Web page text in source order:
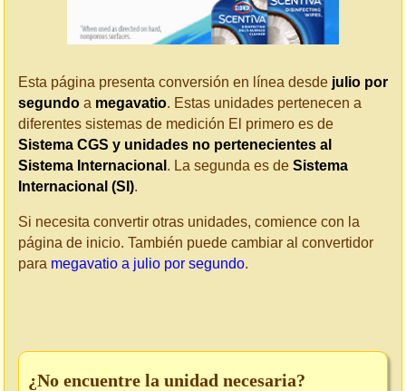
Esta página presenta conversión en línea desde julio por
segundo a megavatio. Estas unidades pertenecen a
diferentes sistemas de medición El primero es de
Sistema CGS y unidades no pertenecientes al
Sistema Internacional . La segunda es de Sistema
Internacional (SI).
Si necesita convertir otras unidades, comience con la
página de inicio. También puede cambiar al convertidor
para megavatio a julio por segundo.
¿No encuentre la unidad necesaria?